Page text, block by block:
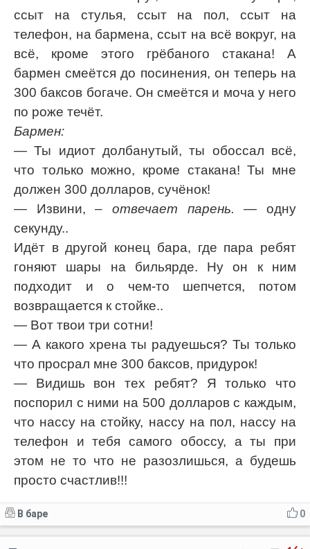
ссыт на стулья, ссыт на пол, ссыт на
телефон, на бармена, ссыт на всё вокруг, на
всё, кроме этого грёбаного стакана! А
бармен смеётся до посинения, он теперь на
300 баксов богаче. Он смеётся и моча у него
по роже течёт.
Бармен:
— Ты идиот долбанутый, ты обоссал всё,
что только можно, кроме стакана! Ты мне
должен 300 долларов, сучёнок!
— Извини,– отвечает парень. — одну
секунду..
Идёт в другой конец бара, где пара ребят
гоняют шары на бильярде. Ну он к ним
подходит и о чем-то шепчется, потом
возвращается к стойке..
— Вот твои три сотни!
— А какого хрена ты радуешься? Ты только
что просрал мне 300 баксов, придурок!
— Видишь вон тех ребят? Я только что
поспорил с ними на 500 долларов с каждым,
что нассу на стойку, нассу на пол, нассу на
телефон и тебя самого обоссу, а ты при
этом не то что не разозлишься, а будешь
просто счастлив!!!
0
В баре